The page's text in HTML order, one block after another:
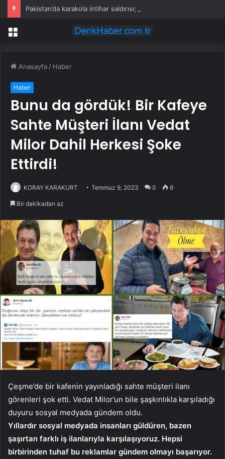
Pakistan’da karakola intihar saldırısı; 7 ölü, 15 yaralı
Menü
Anasayfa / Haber
Haber
Bunu da gördük! Bir Kafeye
Sahte Müşteri İlanı Vedat
Milor Dahil Herkesi Şoke
Ettirdi!
KORAY KARAKURT Temmuz 9, 2023 0 6
Bir dakikadan az
Çeşme’de bir kafenin yayınladığı sahte müşteri ilanı
görenleri şok etti. Vedat Milor’un bile şaşkınlıkla karşıladığı
duyuru sosyal medyada gündem oldu.
Yıllardır sosyal medyada insanları güldüren, bazen
şaşırtan farklı iş ilanlarıyla karşılaşıyoruz. Hepsi
birbirinden tuhaf bu reklamlar gündem olmayı başarıyor.